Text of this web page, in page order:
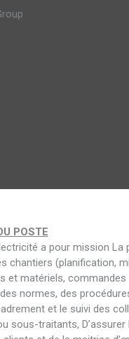
POSTE
a pour mission La
chantiers (planification,
et matériels, commandes
normes, des
et le suivi des
sous-traitants, D’assurer